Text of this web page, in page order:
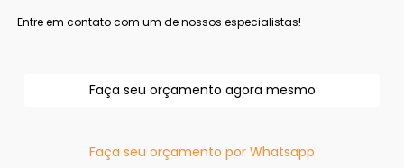
Entre em contato com um de nossos especialistas!
Faça seu orçamento agora mesmo
Faça seu orçamento por Whatsapp